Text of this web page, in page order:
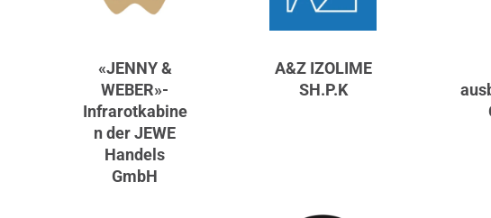
«JENNY &
WEBER»-
Infrarotkabine
n der JEWE
Handels
GmbH
A&Z IZOLIME
SH.P.K